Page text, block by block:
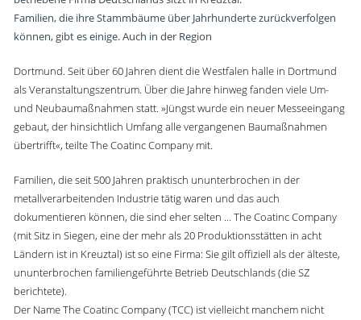
Familien, die ihre Stammbäume über Jahrhunderte zurückverfolgen
können, gibt es einige. Auch in der Region
Dortmund. Seit über 60 Jahren dient die Westfalen halle in Dortmund
als Veranstaltungszentrum. Über die Jahre hinweg fanden viele Um-
und Neubaumaßnahmen statt. »Jüngst wurde ein neuer Messeeingang
gebaut, der hinsichtlich Umfang alle vergangenen Baumaßnahmen
übertrifft«, teilte The Coatinc Company mit.
Familien, die seit 500 Jahren praktisch ununterbrochen in der
metallverarbeitenden Industrie tätig waren und das auch
dokumentieren können, die sind eher selten … The Coatinc Company
(mit Sitz in Siegen, eine der mehr als 20 Produktionsstätten in acht
Ländern ist in Kreuztal) ist so eine Firma: Sie gilt offiziell als der älteste,
ununterbrochen familiengeführte Betrieb Deutschlands (die SZ
berichtete).
Der Name The Coatinc Company (TCC) ist vielleicht manchem nicht